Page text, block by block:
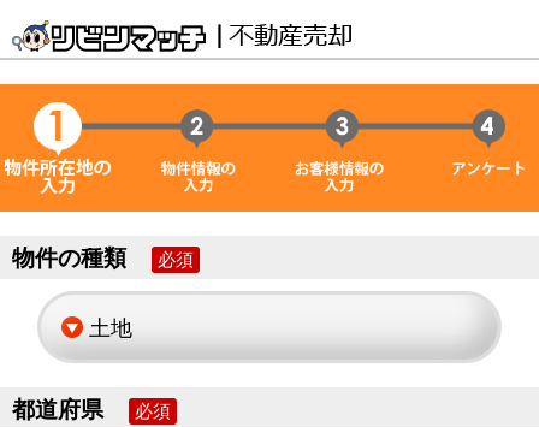
物件の種類 必須
都道府県 必須